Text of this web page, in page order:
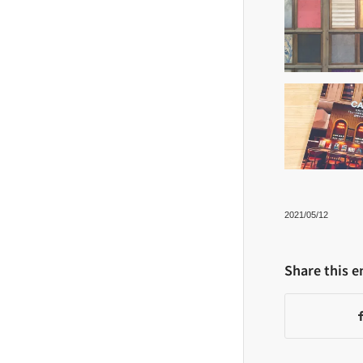
2021/05/12
Share this